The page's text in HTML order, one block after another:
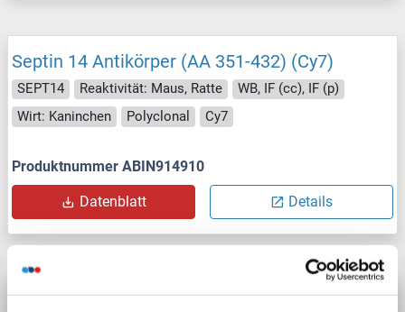
Septin 14 Antikörper (AA 351-432) (Cy7)
SEPT14 Reaktivität: Maus, Ratte
WB, IF (cc), IF (p)
Wirt: Kaninchen
Polyclonal Cy7
Produktnummer ABIN914910
Datenblatt Details
Septin 14 Antikörper (AA 351-432) (AbBy